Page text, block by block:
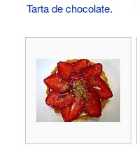
Tarta de chocolate.